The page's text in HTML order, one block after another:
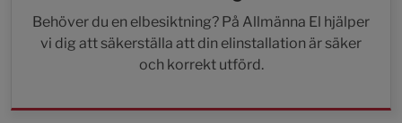
Behöver du en elbesiktning? På Allmänna El hjälper
vi dig att säkerställa att din elinstallation är säker
och korrekt utförd.